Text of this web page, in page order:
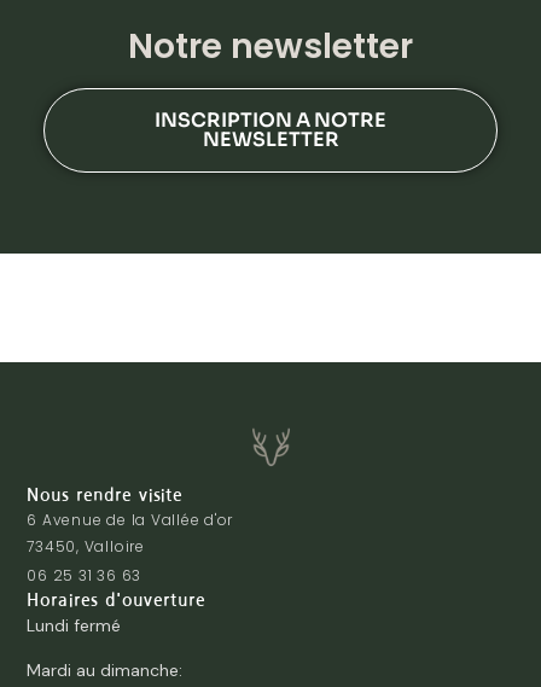
Notre newsletter
INSCRIPTION A NOTRE
NEWSLETTER
Nous rendre visite
6 Avenue de la Vallée d'or
73450, Valloire
06 25 31 36 63
Horaires d'ouverture
Lundi fermé
Mardi au dimanche: